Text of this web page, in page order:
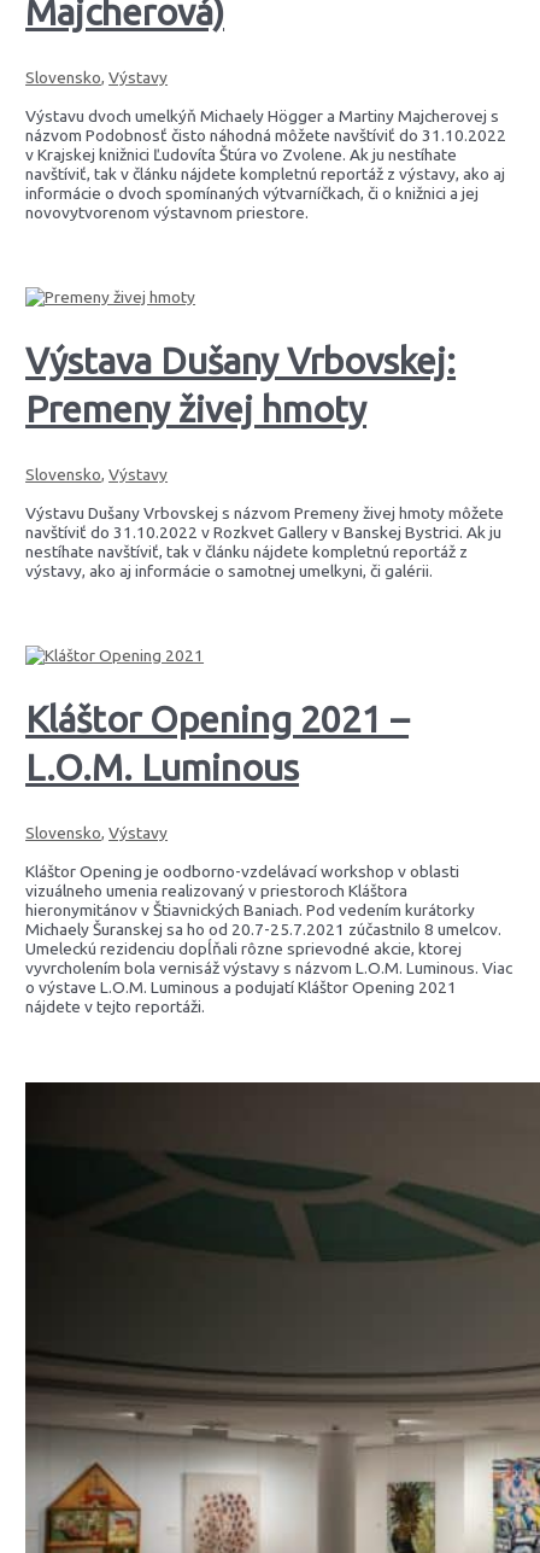
Majcherová)
Slovensko,Výstavy
Výstavu dvoch umelkýň Michaely Högger a Martiny Majcherovej s
názvom Podobnosť čisto náhodná môžete navštíviť do 31.10.2022
v Krajskej knižnici Ľudovíta Štúra vo Zvolene. Ak ju nestíhate
navštíviť, tak v článku nájdete kompletnú reportáž z výstavy, ako aj
informácie o dvoch spomínaných výtvarníčkach, či o knižnici a jej
novovytvorenom výstavnom priestore.
Výstava Dušany Vrbovskej:
Premeny živej hmoty
Slovensko,Výstavy
Výstavu Dušany Vrbovskej s názvom Premeny živej hmoty môžete
navštíviť do 31.10.2022 v Rozkvet Gallery v Banskej Bystrici. Ak ju
nestíhate navštíviť, tak v článku nájdete kompletnú reportáž z
výstavy, ako aj informácie o samotnej umelkyni, či galérii.
Kláštor Opening 2021 –
L.O.M. Luminous
Slovensko,Výstavy
Kláštor Opening je oodborno-vzdelávací workshop v oblasti
vizuálneho umenia realizovaný v priestoroch Kláštora
hieronymitánov v Štiavnických Baniach. Pod vedením kurátorky
Michaely Šuranskej sa ho od 20.7-25.7.2021 zúčastnilo 8 umelcov.
Umeleckú rezidenciu dopĺňali rôzne sprievodné akcie, ktorej
vyvrcholením bola vernisáž výstavy s názvom L.O.M. Luminous. Viac
o výstave L.O.M. Luminous a podujatí Kláštor Opening 2021
nájdete v tejto reportáži.